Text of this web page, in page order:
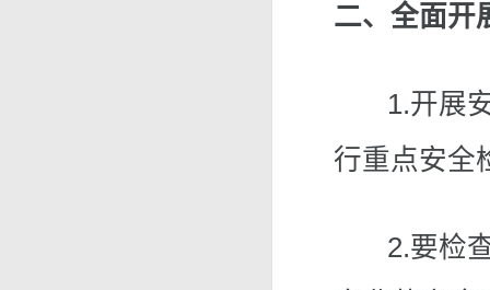
二、全面开
1.开展安
行重点安全
2.要检查